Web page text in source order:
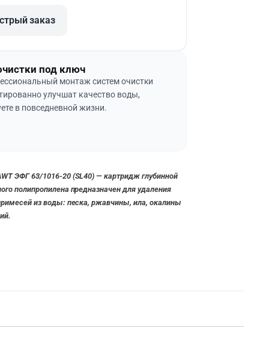
заказ
под ключ
монтаж систем очистки
улучшат качество воды,
в повседневной жизни.
ЭФГ 63/1016-20 (SL40) — картридж глубинной
полипропилена предназначен для удаления
из воды: песка, ржавчины, ила, окалины